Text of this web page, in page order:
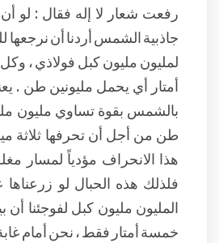
رفعت شعار لا إله فقال : لو
جاذبية الشمس أردنا أن
لمليون مليون كبل فولاذي ،
أمتار أي يحمل مليونين طن .
بالشمس بقوة تساوي مليون
طن من أجل أن تحرفها ثلاثة
هذا الانحراف مؤدياً لمسار
فلذلك هذه الحبال لو
المليون مليون كبل لفوجئنا أن
خمسة أمتار فقط ، نحن أمام غابة